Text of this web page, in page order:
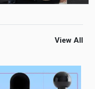
View All